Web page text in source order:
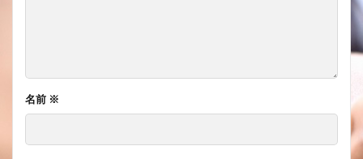
名前 ※